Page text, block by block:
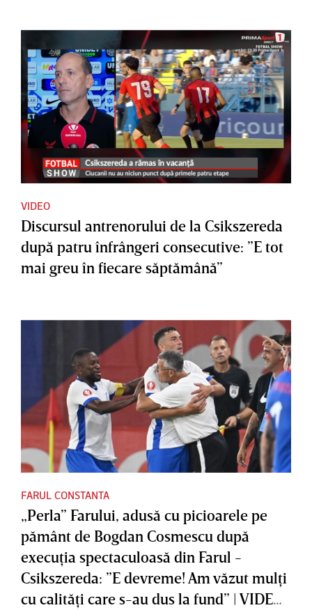
VIDEO
Discursul antrenorului de la Csikszereda
după patru înfrângeri consecutive: ”E tot
mai greu în fiecare săptămână”
FARUL CONSTANTA
„Perla” Farului, adusă cu picioarele pe
pământ de Bogdan Cosmescu după
execuţia spectaculoasă din Farul -
Csikszereda: ”E devreme! Am văzut mulţi
cu calităţi care s-au dus la fund” | VIDEO